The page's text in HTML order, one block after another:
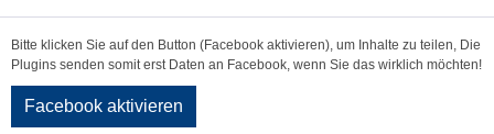
Bitte klicken Sie auf den Button (Facebook aktivieren), um Inhalte zu teilen, Die
Plugins senden somit erst Daten an Facebook, wenn Sie das wirklich möchten!
Facebook aktivieren